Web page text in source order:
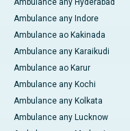
Ambulance any Hyderabad
Ambulance any Indore
Ambulance ao Kakinada
Ambulance any Karaikudi
Ambulance ao Karur
Ambulance any Kochi
Ambulance any Kolkata
Ambulance any Lucknow